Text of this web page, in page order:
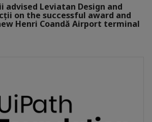
advised Leviatan Design and
on the successful award and
Henri Coandă Airport terminal